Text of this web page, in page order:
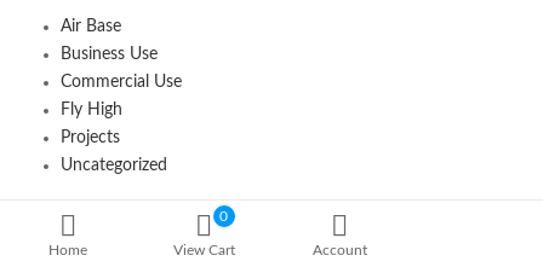
Home
0
View Cart Account
Air Base
Business Use
Commercial Use
Fly High
Projects
Uncategorized